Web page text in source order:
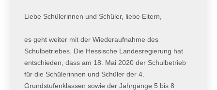
Liebe Schülerinnen und Schüler, liebe Eltern,
es geht weiter mit der Wiederaufnahme des
Schulbetriebes. Die Hessische Landesregierung hat
entschieden, dass am 18. Mai 2020 der Schulbetrieb
für die Schülerinnen und Schüler der 4.
Grundstufenklassen sowie der Jahrgänge 5 bis 8